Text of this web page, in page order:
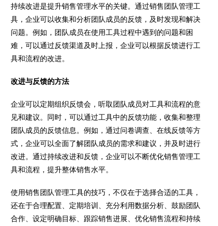
持续改进是提升销售管理水平的关键。通过销售团队管理工
具，企业可以收集和分析团队成员的反馈，及时发现和解决
问题。例如，团队成员在使用工具过程中遇到的问题和困
难，可以通过反馈渠道及时上报，企业可以根据反馈进行工
具和流程的改进。
改进与反馈的方法
企业可以定期组织反馈会，听取团队成员对工具和流程的意
见和建议。同时，可以通过工具中的反馈功能，收集和整理
团队成员的反馈信息。例如，通过问卷调查、在线反馈等方
式，企业可以全面了解团队成员的需求和建议，并及时进行
改进。通过持续改进和反馈，企业可以不断优化销售管理工
具和流程，提升整体销售水平。
使用销售团队管理工具的技巧，不仅在于选择合适的工具，
还在于合理配置、定期培训、充分利用数据分析、鼓励团队
合作、设定明确目标、跟踪销售进展、优化销售流程和持续